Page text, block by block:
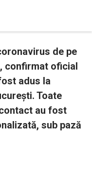
de pe
confirmat oficial
adus la
Toate
au fost
sub pază